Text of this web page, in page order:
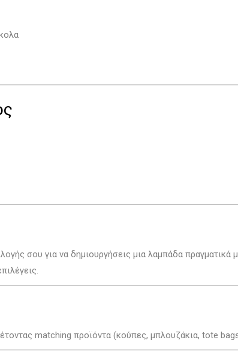
σου για να δημιουργήσεις μια λαμπάδα πραγματικά
matching προϊόντα (κούπες, μπλουζάκια, tote